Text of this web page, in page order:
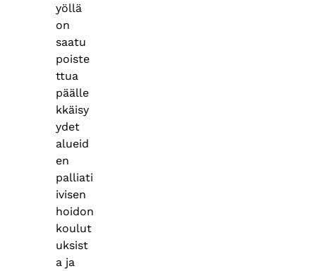
yöllä
on
saatu
poiste
ttua
päälle
kkäisy
ydet
alueid
en
palliati
ivisen
hoidon
koulut
uksist
a ja